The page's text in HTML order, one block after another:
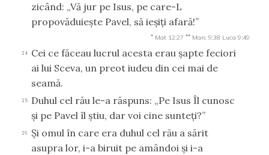
zicând: „Vă jur pe Isus, pe care-L
propovăduieşte Pavel, să ieşiţi afară!”
* Mat 12:27 ** Marc 9:38 Luca 9:49
14
Cei ce făceau lucrul acesta erau şapte feciori
ai lui Sceva, un preot iudeu din cei mai de
seamă.
15
Duhul cel rău le-a răspuns: „Pe Isus Îl cunosc
şi pe Pavel îl ştiu, dar voi cine sunteţi?”
16
Şi omul în care era duhul cel rău a sărit
asupra lor, i-a biruit pe amândoi şi i-a